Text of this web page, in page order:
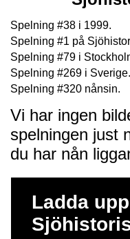
Spelning #38 i 1999.
Spelning #1 på
Spelning #79 i
Spelning #269 i Sverige.
Spelning #320 nånsin.
Vi har ingen
spelningen just
du har nån
Ladda